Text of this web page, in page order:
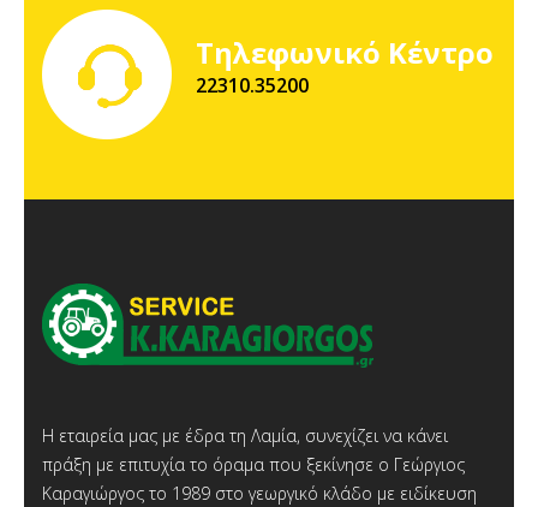
Τηλεφωνικό Κέντρο
22310.35200
Η εταιρεία μας με έδρα τη Λαμία, συνεχίζει να κάνει
πράξη με επιτυχία το όραμα που ξεκίνησε ο Γεώργιος
Καραγιώργος το 1989 στο γεωργικό κλάδο με ειδίκευση